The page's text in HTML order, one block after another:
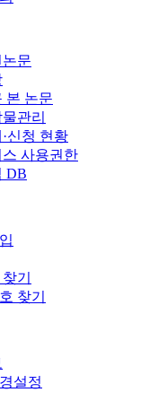
문
본 논문
관리
신청 현황
스 사용권한
DB
기
찾기
설정